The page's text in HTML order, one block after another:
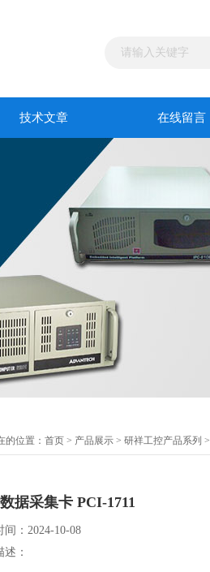
技术文章 在线留言
的位置： 首页 > 产品展示 > 研祥工控产品系列 >
据采集卡 PCI-1711
间：2024-10-08
：